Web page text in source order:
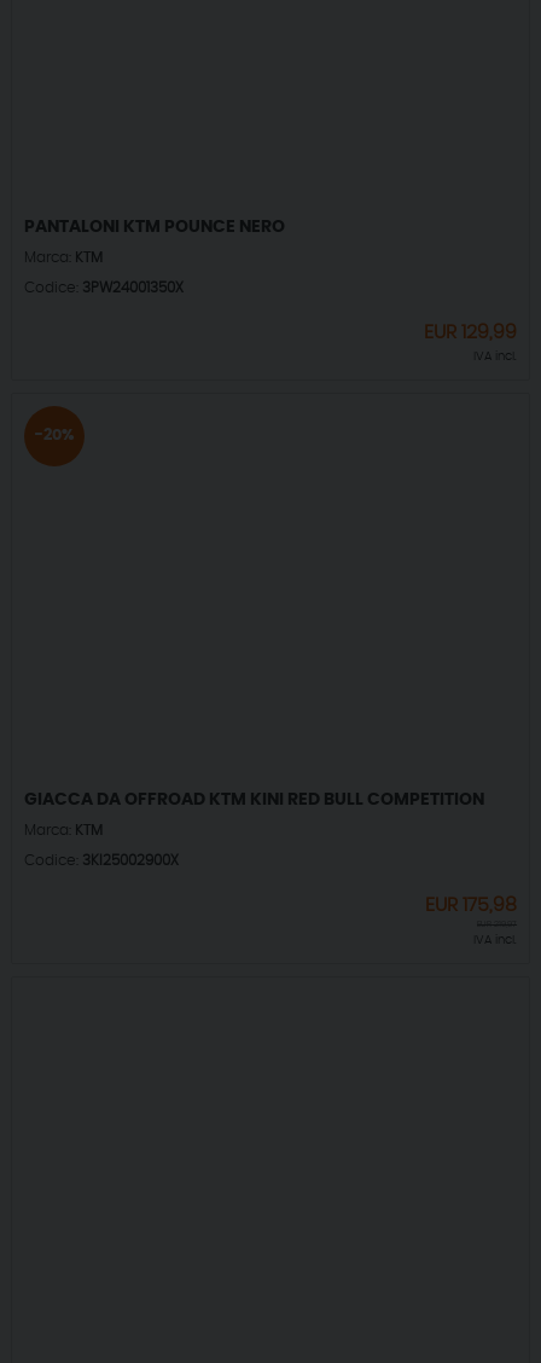
PANTALONI KTM POUNCE NERO
Marca: KTM
Codice: 3PW24001350X
EUR 129,99
IVA incl.
-20%
GIACCA DA OFFROAD KTM KINI RED BULL COMPETITION
Marca: KTM
Codice: 3KI25002900X
EUR 175,98
IVA incl.